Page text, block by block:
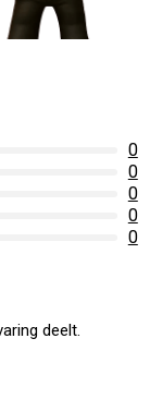
0
0
0
0
0
deelt.